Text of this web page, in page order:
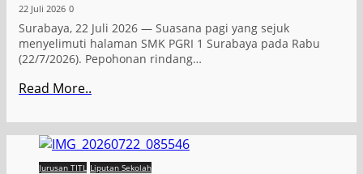
22 Juli 2026 0
Surabaya, 22 Juli 2026 — Suasana pagi yang sejuk
menyelimuti halaman SMK PGRI 1 Surabaya pada Rabu
(22/7/2026). Pepohonan rindang…
Read More..
Jurusan TITL Liputan Sekolah